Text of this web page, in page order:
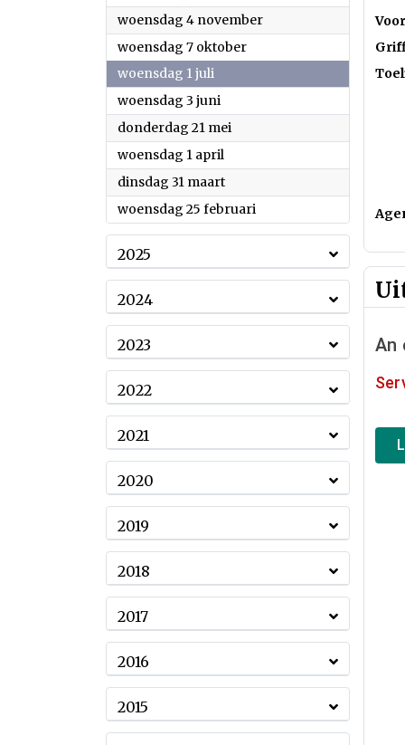
woensdag 4 november2026
woensdag 7 oktober2026
woensdag 1 juli
woensdag 3 juni
donderdag 21 mei
woensdag 1 april
dinsdag 31 maart2026
woensdag 25 februari
2025
2024
2023
2022
2021
2020
2019
2018
2017
2016
2015